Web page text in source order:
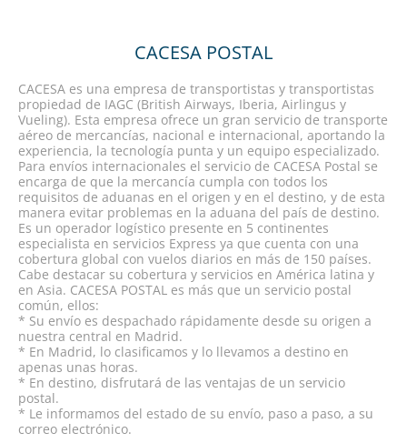
CACESA POSTAL
CACESA es una empresa de transportistas y transportistas
propiedad de IAGC (British Airways, Iberia, Airlingus y
Vueling). Esta empresa ofrece un gran servicio de transporte
aéreo de mercancías, nacional e internacional, aportando la
experiencia, la tecnología punta y un equipo especializado.
Para envíos internacionales el servicio de CACESA Postal se
encarga de que la mercancía cumpla con todos los
requisitos de aduanas en el origen y en el destino, y de esta
manera evitar problemas en la aduana del país de destino.
Es un operador logístico presente en 5 continentes
especialista en servicios Express ya que cuenta con una
cobertura global con vuelos diarios en más de 150 países.
Cabe destacar su cobertura y servicios en América latina y
en Asia. CACESA POSTAL es más que un servicio postal
común, ellos:
* Su envío es despachado rápidamente desde su origen a
nuestra central en Madrid.
* En Madrid, lo clasificamos y lo llevamos a destino en
apenas unas horas.
* En destino, disfrutará de las ventajas de un servicio
postal.
* Le informamos del estado de su envío, paso a paso, a su
correo electrónico.